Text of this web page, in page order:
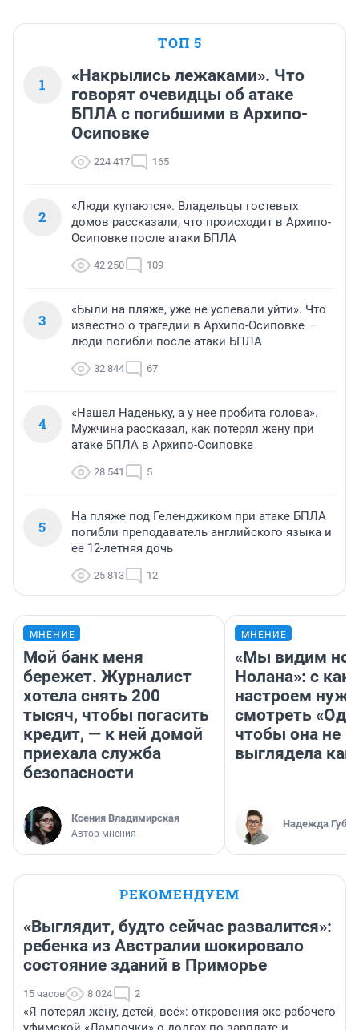
ТОП 5
1
«Накрылись лежаками». Что
говорят очевидцы об атаке
БПЛА с погибшими в Архипо-
Осиповке
224 417 165
2
«Люди купаются». Владельцы гостевых
домов рассказали, что происходит в Архипо-
Осиповке после атаки БПЛА
42 250 109
3
«Были на пляже, уже не успевали уйти». Что
известно о трагедии в Архипо-Осиповке —
люди погибли после атаки БПЛА
32 844 67
4
«Нашел Наденьку, а у нее пробита голова».
Мужчина рассказал, как потерял жену при
атаке БПЛА в Архипо-Осиповке
28 541 5
5
На пляже под Геленджиком при атаке БПЛА
погибли преподаватель английского языка и
ее 12-летняя дочь
25 813 12
МНЕНИЕ
Мой банк меня
бережет. Журналист
хотела снять 200
тысяч, чтобы погасить
кредит, — к ней домой
приехала служба
безопасности
Ксения Владимирская
Автор мнения
МНЕНИЕ
«Мы видим
Нолана»: с
настроем
смотреть
чтобы она не
выглядела как
Надежда
РЕКОМЕНДУЕМ
«Выглядит, будто сейчас развалится»:
ребенка из Австралии шокировало
состояние зданий в Приморье
15 часов 8 024 2
«Я потерял жену, детей, всё»: откровения экс-рабочего